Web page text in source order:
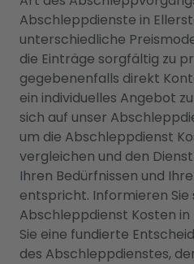
Abschleppdienste in
unterschiedliche
die Einträge sorgfältig zu
gegebenenfalls direkt
ein individuelles Angebot
sich auf unser
um die Abschleppdienst
vergleichen und den
Ihren Bedürfnissen und
entspricht. Informieren Sie
Abschleppdienst Kosten
Sie eine fundierte
des Abschleppdienstes,